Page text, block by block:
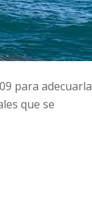
para adecuarla
que se